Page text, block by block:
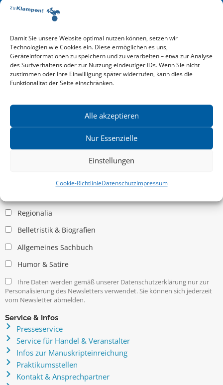
Damit Sie unsere Website optimal nutzen können, setzen wir
Technologien wie Cookies ein. Diese ermöglichen es uns,
Geräteinformationen zu speichern und zu verarbeiten – etwa zur Analyse
des Surfverhaltens oder zur Nutzung eindeutiger IDs. Wenn Sie nicht
zustimmen oder Ihre Einwilligung später widerrufen, kann dies die
Funktionalität der Seite einschränken.
Alle akzeptieren
Nur Essenzielle
Einstellungen
Cookie-RichtlinieDatenschutzImpressum
Aktuelle Vorschau
Entdecken Sie das aktuelle zu-Klampen!-Verlagsprogramm.
Hier finden Sie die Verlagsvorschau – einfach direkt online
reinlesen oder herunterladen.
Download: Vorschau zu Klampen! Herbst 2026
Mehr aktuelle Vorschauen ansehen
News zu aktuellen Neuheiten und Nachrichten im zu Klampen!
Verlag – jederzeit wieder abbestellbar.
Kritische Theorie / Philosophie
Regionalia
Belletristik & Biografien
Allgemeines Sachbuch
Humor & Satire
Ihre Daten werden gemäß unserer Datenschutzerklärung nur zur
Personalisierung des Newsletters verwendet. Sie können sich jederzeit
vom Newsletter abmelden.
Service & Infos
Presseservice
Service für Handel & Veranstalter
Infos zur Manuskripteinreichung
Praktikumsstellen
Kontakt & Ansprechpartner